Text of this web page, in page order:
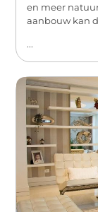
en meer
aanbouw kan
...